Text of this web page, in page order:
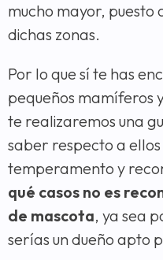
mucho mayor, puesto
dichas zonas.
Por lo que sí te has
pequeños mamíferos
te realizaremos una
saber respecto a ellos
temperamento y
qué casos no es
de mascota, ya sea
serías un dueño apto